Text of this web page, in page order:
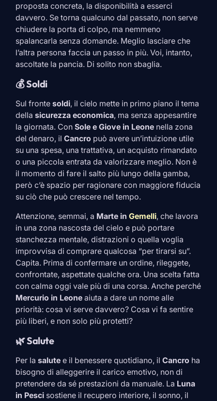
proposta concreta, la disponibilità a esserci
davvero. Se torna qualcuno dal passato, non serve
chiudere la porta di colpo, ma nemmeno
spalancarla senza domande. Meglio lasciare che
l’altra persona faccia un passo in più. Voi, intanto,
ascoltate la pancia. Di solito non sbaglia.
💰 Soldi
Sul fronte soldi, il cielo mette in primo piano il tema
della sicurezza economica, ma senza appesantire
la giornata. Con Sole e Giove in Leone nella zona
del denaro, il Cancro può avere un’intuizione utile
su una spesa, una trattativa, un acquisto rimandato
o una piccola entrata da valorizzare meglio. Non è
il momento di fare il salto più lungo della gamba,
però c’è spazio per ragionare con maggiore fiducia
su ciò che può crescere nel tempo.
Attenzione, semmai, a Marte in Gemelli, che lavora
in una zona nascosta del cielo e può portare
stanchezza mentale, distrazioni o quella voglia
improvvisa di comprare qualcosa “per tirarsi su”.
Capita. Prima di confermare un ordine, rileggete,
confrontate, aspettate qualche ora. Una scelta fatta
con calma oggi vale più di una corsa. Anche perché
Mercurio in Leone aiuta a dare un nome alle
priorità: cosa vi serve davvero? Cosa vi fa sentire
più liberi, e non solo più protetti?
🌿 Salute
Per la salute e il benessere quotidiano, il Cancro ha
bisogno di alleggerire il carico emotivo, non di
pretendere da sé prestazioni da manuale. La Luna
in Pesci sostiene il recupero interiore, il sonno, il